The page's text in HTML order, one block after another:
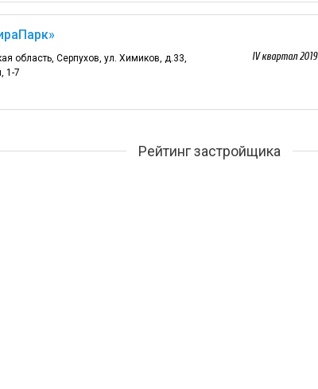
область, Серпухов, ул. Химиков, д.33,
1-7
IV квартал 2019
Рейтинг застройщика